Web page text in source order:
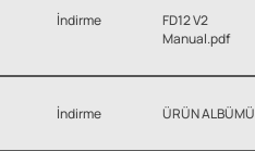
İndirme
FD12 V2
Manual.pdf
İndirme ÜRÜN ALBÜMÜ